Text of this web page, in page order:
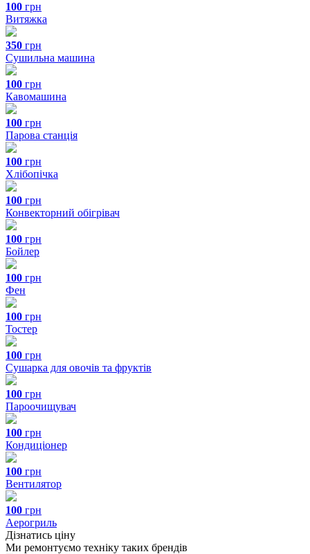
100 грн
Витяжка
350 грн
Сушильна машина
100 грн
Кавомашина
100 грн
Парова станція
100 грн
Хлібопічка
100 грн
Конвекторний обігрівач
100 грн
Бойлер
100 грн
Фен
100 грн
Тостер
100 грн
Сушарка для овочів та фруктів
100 грн
Пароочищувач
100 грн
Кондиціонер
100 грн
Вентилятор
100 грн
Аерогриль
Дізнатись ціну
Ми ремонтуємо техніку таких брендів